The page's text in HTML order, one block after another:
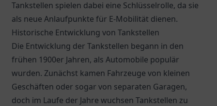
Tankstellen spielen dabei eine Schlüsselrolle, da sie
als neue Anlaufpunkte für E-Mobilität dienen.
Historische Entwicklung von Tankstellen
Die Entwicklung der Tankstellen begann in den
frühen 1900er Jahren, als Automobile populär
wurden. Zunächst kamen Fahrzeuge von kleinen
Geschäften oder sogar von separaten Garagen,
doch im Laufe der Jahre wuchsen Tankstellen zu